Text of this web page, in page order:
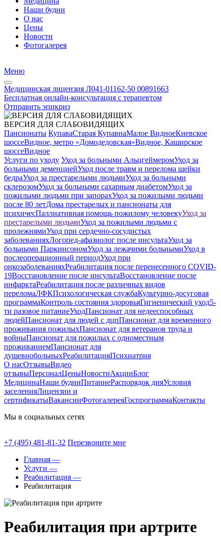
Наши будни
О нас
Цены
Новости
Фотогалерея
Меню
Медицинская лицензия Л041-01162-50 00891663
Бесплатная онлайн-консультация с терапевтом
Отправить эпикриз
ВЕРСИЯ ДЛЯ СЛАБОВИДЯЩИХ
Пансионаты КупаваСтарая КупавнаМалое ВидноеКиевское
шоссеВидное, метро «Домодедовская»Видное, Каширское
шоссеВидное
Услуги по уходу Уход за больными АльцгеймеромУход за
больными деменциейУход после травм и перелома шейки
бедраУход за престарелыми людьмиУход за больными
склерозомУход за больными сахарным диабетомУход за
пожилыми людьми при запорахУход за пожилыми людьми
после 80 летДома престарелых и пансионаты для
психичесПаллиативная помощь пожилому человекуУход за
престарелыми людьмиУход за пожилыми людьми с
пролежнямиУход при сердечно-сосудистых
заболеванияхЛогопед-афазиолог после инсультаУход за
больными ПаркинсономУход за лежачими больнымиУход в
послеоперационный периодУход при
онкозаболеванияхРеабилитация после перенесенного COVID-
19Восстановление после инсультаВосстановление после
инфарктаРеабилитация после различных видов
перелома⁠ЛФКПсихологическая службаКультурно-досуговая
программаКонтроль состояния здоровьяГигиенический уход5-
ти разовое питаниеУходПансионат для недееспособных
людейПансионат для людей с дцпПансионат для временного
проживания пожилыхПансионат для ветеранов труда и
войныПансионат для пожилых с одноместным
проживаниемПансионат для
душевнобольныхРеабилитацияПсихиатрия
О насОтзывыВидео
отзывыПерсоналЦеныНовостиАкцииБлог
МедицинаНаши будниПитаниеРаспорядок дняУсловия
заселенияЛицензии и
сертификатыВакансииФотогалереяГоспрограммаКонтакты
Мы в социальных сетях
+7 (495) 481-81-32 Перезвоните мне
Главная —
Услуги —
Реабилитация —
Реабилитация
Реабилитация при артрите